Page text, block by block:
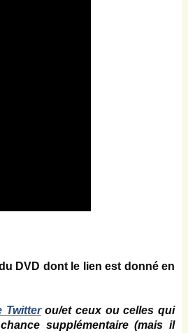
DVD dont le lien est donné en
Twitterou/et ceux ou celles qui
supplémentaire (mais il